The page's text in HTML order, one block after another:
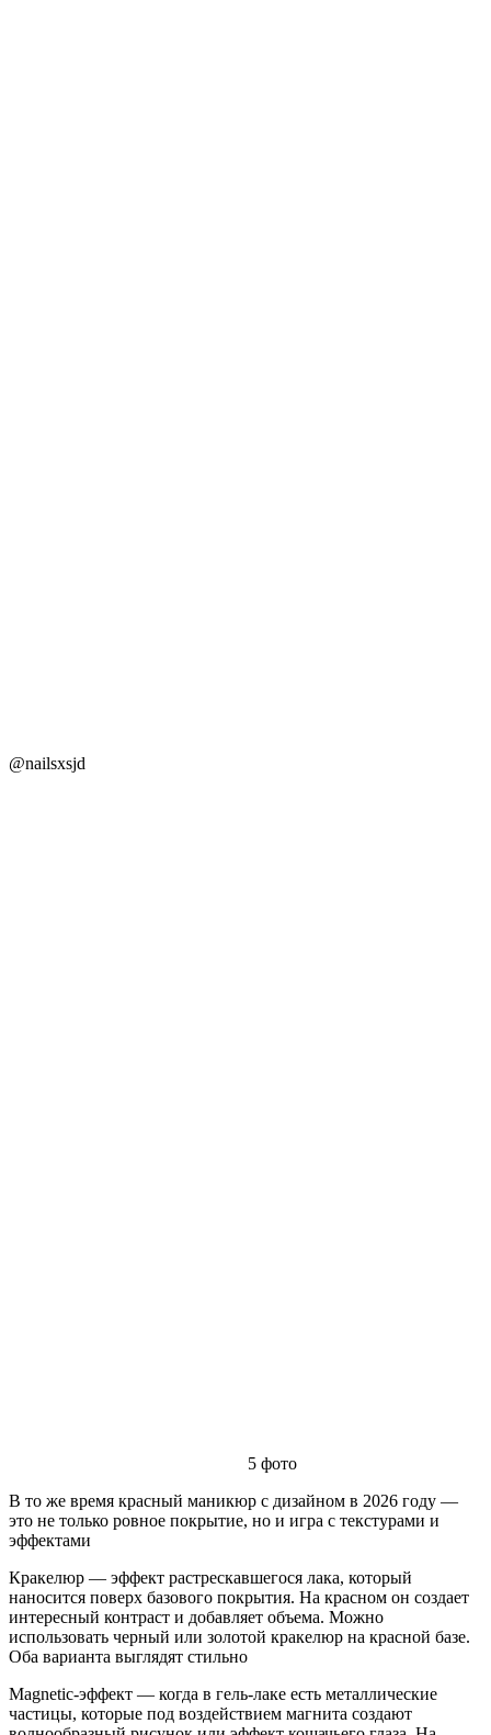
@nailsxsjd
5 фото
В то же время красный маникюр с дизайном в 2026 году —
это не только ровное покрытие, но и игра с текстурами и
эффектами
Кракелюр — эффект растрескавшегося лака, который
наносится поверх базового покрытия. На красном он создает
интересный контраст и добавляет объема. Можно
использовать черный или золотой кракелюр на красной базе.
Оба варианта выглядят стильно
Magnetic-эффект — когда в гель-лаке есть металлические
частицы, которые под воздействием магнита создают